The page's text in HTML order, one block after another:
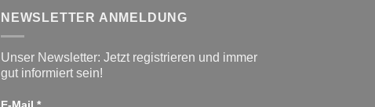
NEWSLETTER ANMELDUNG
Unser Newsletter: Jetzt registrieren und immer
gut informiert sein!